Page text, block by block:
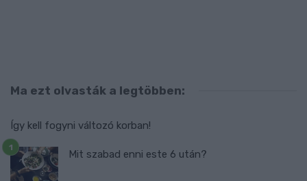
Ma ezt olvasták a legtöbben:
Így kell fogyni változó korban!
Mit szabad enni este 6 után?